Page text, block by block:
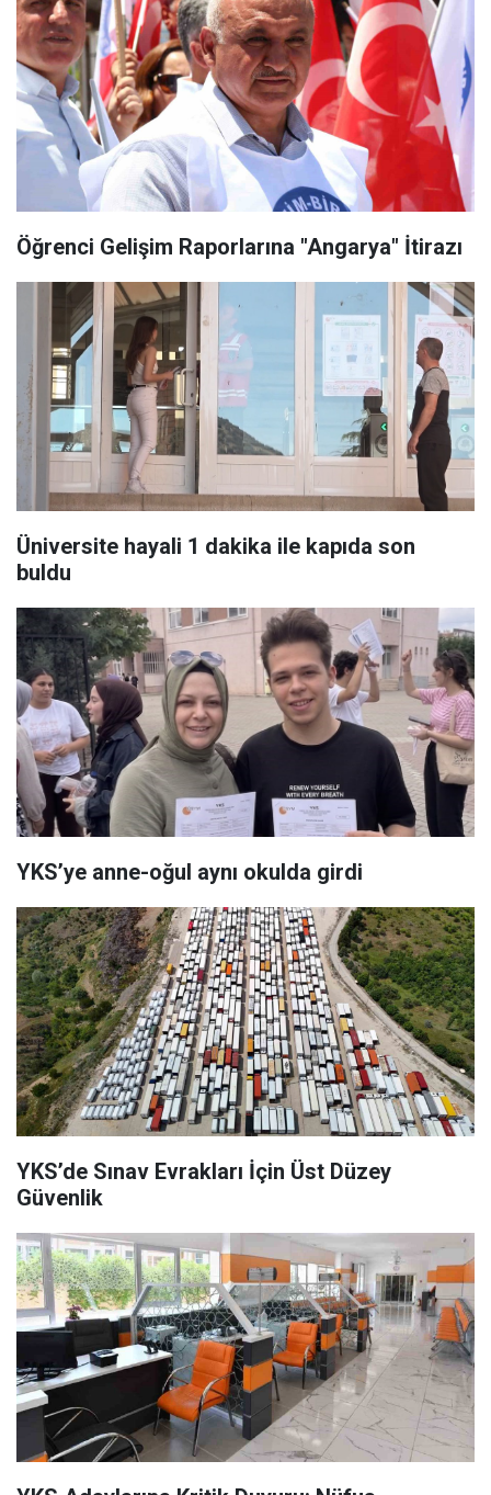
Öğrenci Gelişim Raporlarına "Angarya" İtirazı
Üniversite hayali 1 dakika ile kapıda son
buldu
YKS’ye anne-oğul aynı okulda girdi
YKS’de Sınav Evrakları İçin Üst Düzey
Güvenlik